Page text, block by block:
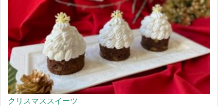
クリスマススイーツ